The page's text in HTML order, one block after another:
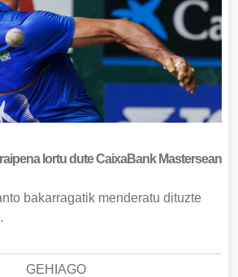
lortu dute CaixaBank Mastersean
bakarragatik menderatu dituzte
GEHIAGO